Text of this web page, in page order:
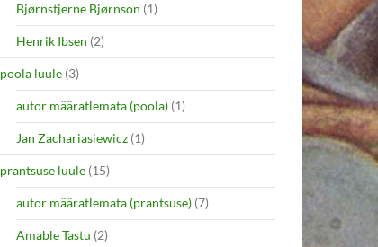
Bjørnstjerne Bjørnson (1)
Henrik Ibsen (2)
poola luule (3)
autor määratlemata (poola) (1)
Jan Zachariasiewicz (1)
prantsuse luule (15)
autor määratlemata (prantsuse) (7)
Amable Tastu (2)